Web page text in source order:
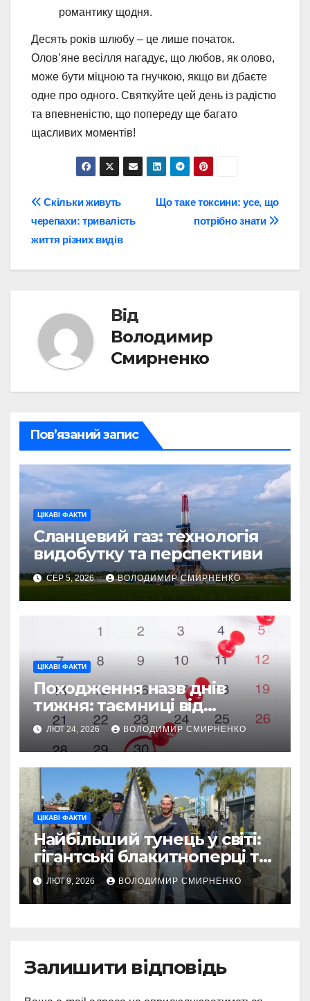
романтику щодня.
Десять років шлюбу – це лише початок.
Олов’яне весілля нагадує, що любов, як олово,
може бути міцною та гнучкою, якщо ви дбаєте
одне про одного. Святкуйте цей день із радістю
та впевненістю, що попереду ще багато
щасливих моментів!
Навігація
записів
Що таке токсини: усе, що
потрібно знати
Скільки живуть
черепахи: тривалість
життя різних видів
Від
Володимир
Смирненко
Пов’язаний запис
ЦІКАВІ ФАКТИ
Сланцевий газ: технологія
видобутку та перспективи
СЕР 5, 2026 ВОЛОДИМИР СМИРНЕНКО
ЦІКАВІ ФАКТИ
Походження назв днів
тижня: таємниці від
Вавилону до Русі
ЛЮТ 24, 2026 ВОЛОДИМИР СМИРНЕНКО
ЦІКАВІ ФАКТИ
Найбільший тунець у світі:
гігантські блакитноперці та
легендарні рекорди
ЛЮТ 9, 2026 ВОЛОДИМИР СМИРНЕНКО
Залишити відповідь